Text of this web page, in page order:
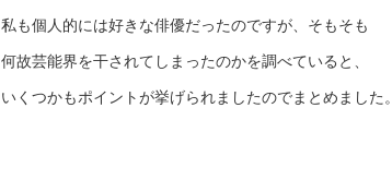
私も個人的には好きな俳優だったのですが、そもそも
何故芸能界を干されてしまったのかを調べていると、
いくつかもポイントが挙げられましたのでまとめました。